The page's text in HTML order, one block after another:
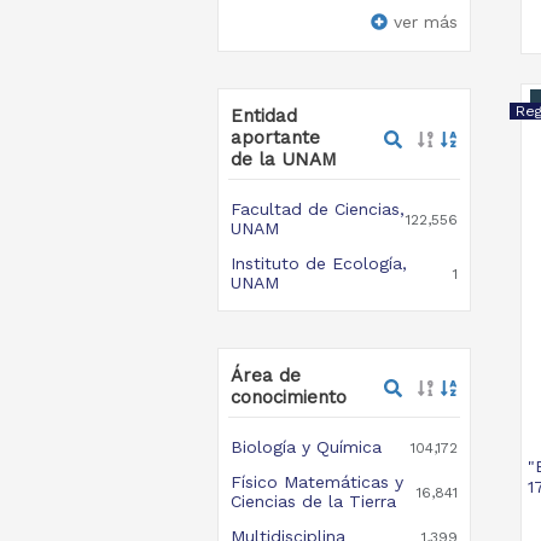
ver más
Entidad
aportante
de la UNAM
Facultad de Ciencias,
UNAM
122,556
Instituto de Ecología,
UNAM
1
Área de
conocimiento
Biología y Química 104,172
Físico Matemáticas y
Ciencias de la Tierra
16,841
Multidisciplina 1,399